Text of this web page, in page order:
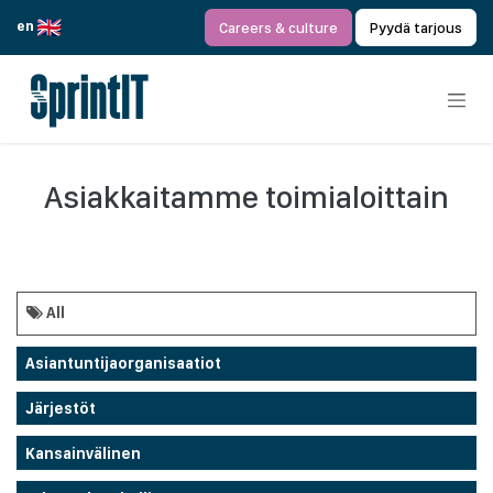
en
Careers & culture Pyydä tarjous
Asiakkaitamme toimialoittain
All
Asiantuntijaorganisaatiot
Järjestöt
Kansainvälinen